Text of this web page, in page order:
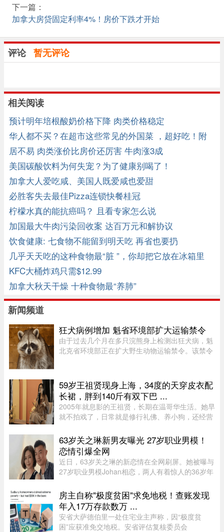
下一篇：
加拿大房贷固定利率4%！房价下跌才开始
评论 暂无评论
相关阅读
预计明年培根酸奶价格下降 肉类价格稳定
华人都不买？在超市这些常见的外国菜 ，超好吃！附
做法
居不易 肉类涨价比房价还厉害 牛肉涨3成
美国碳酸饮料为何失宠？为了健康别喝了！
加拿大人爱吃咸、美国人既爱咸也爱甜
必胜客失去最佳Pizza连锁快餐桂冠
柠檬水真的能抗癌吗？ 且看专家怎么说
加国最大牛肉污染回收案 达百万元和解协议
饮食健康: 七食物不能留到明天吃 再省也要扔
几乎天天吃的这种食物最“脏 ”，你却把它放在冰箱里
KFC大桶炸鸡只需$12.99
加拿大秋天干燥 十种食物最“养肺”
新闻频道
狂犬病例增加 魁省环境部扩大运输禁令
由于过去几个月在多只浣熊身上检测出狂犬病，魁
北克省环境部正在扩大野生动物运输禁令。该禁令
五起延伸至 Centre-du- ...
59岁王祖贤现身上海，34度的天穿皮衣配
长裙，胖到140斤有双下巴 ...
2005年就息影的王祖贤，长期在温哥华生活。她早
就不拍戏了，日常就是修行礼佛、养小狗，还经营
活动。8月5日，网友在上海机场偶遇王祖贤。34度
的天气穿着皮衣外套配长裙 ...
63岁关之琳新男友曝光 27岁职业男模！
恋情引爆全网
近日，63岁关之琳的新恋情在全网刷屏。她被曝与
27岁职业男模Johan相恋，两人有着惊人的36岁年
认，作为当事人的关之琳却始终保持沉默，既不承
认也不否认，这份淡定态度， ...
房主自称"极度贫困"求免地税！查账发现
年入17万存款数万 ...
安省大萨德伯里一处住宅业主声称，因“极度贫
困”应获准免交地税。安省评估复核委员会